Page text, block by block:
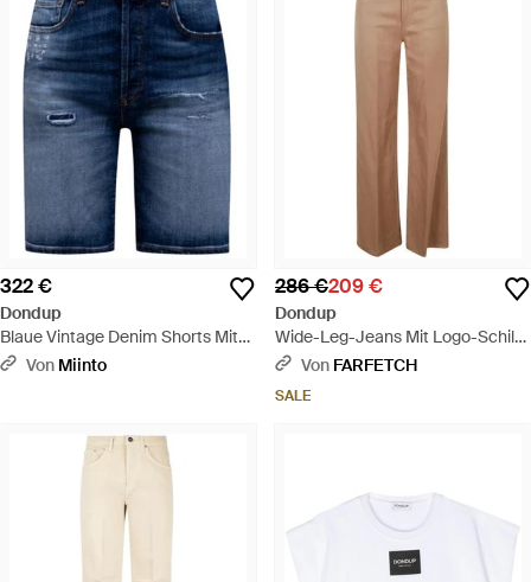
322 €
Dondup
Blaue Vintage Denim Shorts Mit
Logo-Patch - Blau
Von Miinto
286 €209 €
Dondup
Wide-Leg-Jeans Mit Logo-Schild
- Natur
Von FARFETCH
SALE